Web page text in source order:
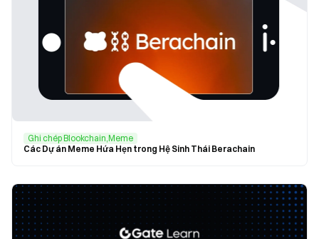
Ghi chép Blookchain,Meme
Các Dự án Meme Hứa Hẹn trong Hệ Sinh Thái Berachain